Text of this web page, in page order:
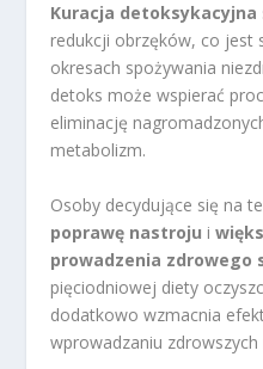
Kuracja detoksykacyjna
redukcji obrzęków, co jest
okresach spożywania
detoks może wspierać
eliminację
metabolizm.
Osoby decydujące się na
poprawę nastroju i
prowadzenia zdrowego
pięciodniowej diety
dodatkowo wzmacnia
wprowadzaniu